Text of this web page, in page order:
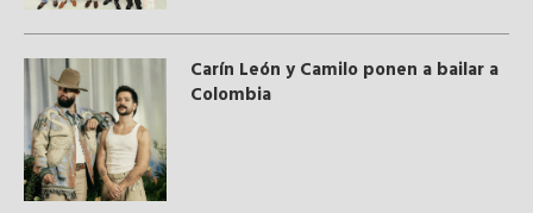
Carín León y Camilo ponen a bailar a
Colombia